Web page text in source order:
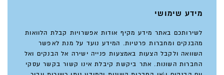
מידע שימושי
לשירותכם באתר מידע מקיף אודות אפשרויות קבלת הלוואות
מהבנקים ומחברות פרטיות. המידע נועד על מנת לאפשר
השוואה ולקבל הצעות באמצעות פנייה ישירה אל הבנקים ואל
החברות השונות. אתר ביקשת קיבלת אינו קשור בקשר עסקי